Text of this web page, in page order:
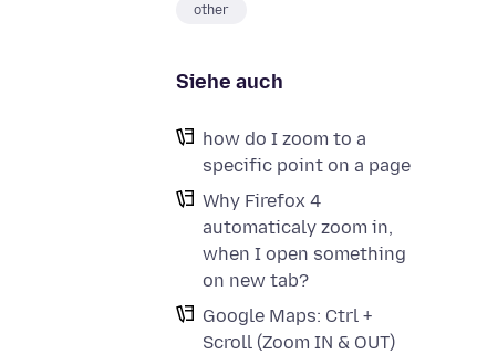
other
Siehe auch
how do I zoom to a
specific point on a page
Why Firefox 4
automaticaly zoom in,
when I open something
on new tab?
Google Maps: Ctrl +
Scroll (Zoom IN & OUT)